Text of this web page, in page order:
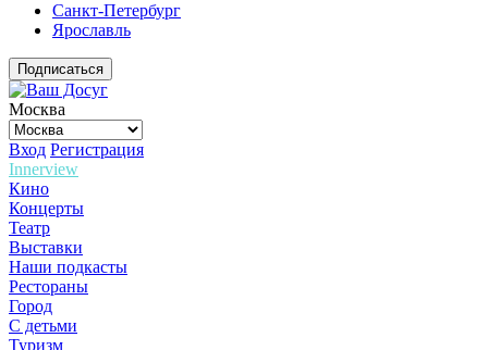
Санкт-Петербург
Ярославль
Подписаться
Москва
Вход Регистрация
Innerview
Кино
Концерты
Театр
Выставки
Наши подкасты
Рестораны
Город
С детьми
Туризм